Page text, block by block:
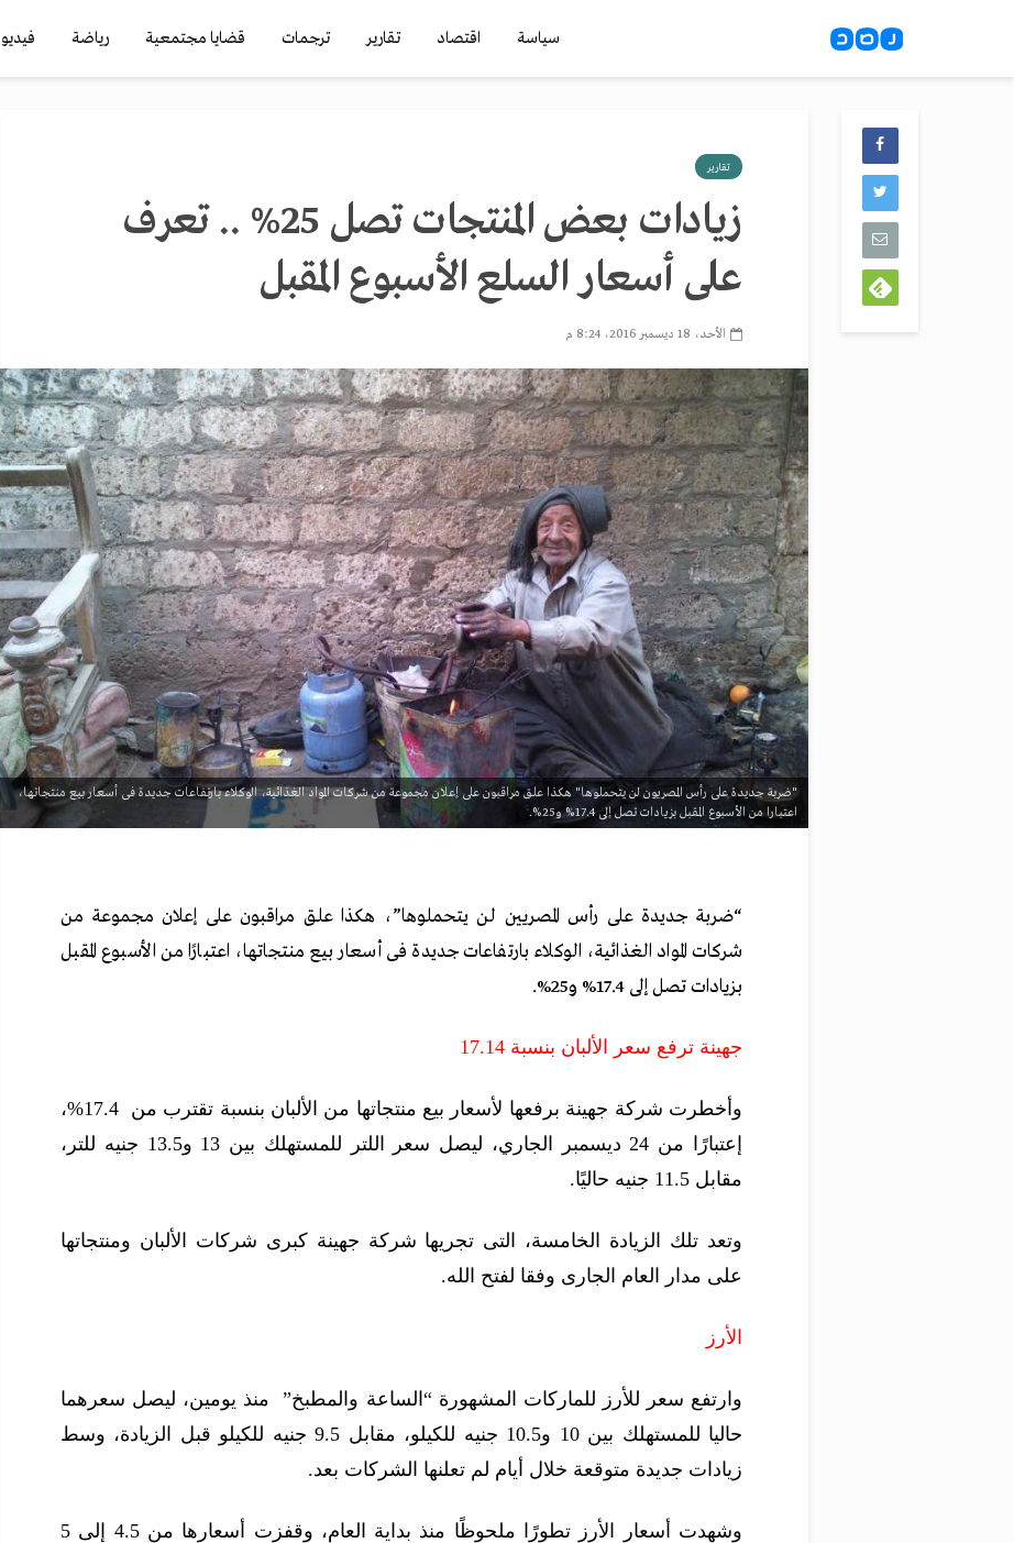
سياسة اقتصاد تقارير ترجمات قضايا مجتمعية رياضة فيديو
تقارير
زيادات بعض المنتجات تصل 25% .. تعرف
على أسعار السلع الأسبوع المقبل
الأحد، 18 ديسمبر 2016، 8:24 م
"ضربة جديدة على رأس المصريون لن يتحملوها" هكذا علق مراقبون على إعلان مجموعة من شركات المواد الغذائية، الوكلاء بارتفاعات جديدة فى أسعار بيع منتجاتها،
اعتبارا من الأسبوع المقبل بزيادات تصل إلى 17.4% و25%.
“ضربة جديدة على رأس المصريين لن يتحملوها”، هكذا علق مراقبون على إعلان مجموعة من
شركات المواد الغذائية، الوكلاء بارتفاعات جديدة فى أسعار بيع منتجاتها، اعتبارًا من الأسبوع المقبل
بزيادات تصل إلى 17.4% و25%.
جهينة ترفع سعر الألبان بنسبة 17.14
وأخطرت شركة جهينة برفعها لأسعار بيع منتجاتها من الألبان بنسبة تقترب من 17.4%،
إعتبارًا من 24 ديسمبر الجاري، ليصل سعر اللتر للمستهلك بين 13 و13.5 جنيه للتر،
مقابل 11.5 جنيه حاليًا.
وتعد تلك الزيادة الخامسة، التى تجريها شركة جهينة كبرى شركات الألبان ومنتجاتها
على مدار العام الجارى وفقا لفتح الله.
الأرز
وارتفع سعر للأرز للماركات المشهورة “الساعة والمطبخ” منذ يومين، ليصل سعرهما
حاليا للمستهلك بين 10 و10.5 جنيه للكيلو، مقابل 9.5 جنيه للكيلو قبل الزيادة، وسط
زيادات جديدة متوقعة خلال أيام لم تعلنها الشركات بعد.
وشهدت أسعار الأرز تطورًا ملحوظًا منذ بداية العام، وقفزت أسعارها من 4.5 إلى 5